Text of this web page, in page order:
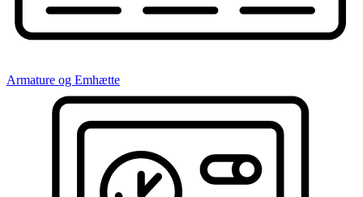
Armature og Emhætte